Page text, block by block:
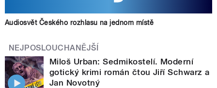
Audiosvět Českého rozhlasu na jednom místě
NEJPOSLOUCHANĚJŠÍ
Miloš Urban: Sedmikostelí. Moderní
gotický krimi román čtou Jiří Schwarz a
Jan Novotný